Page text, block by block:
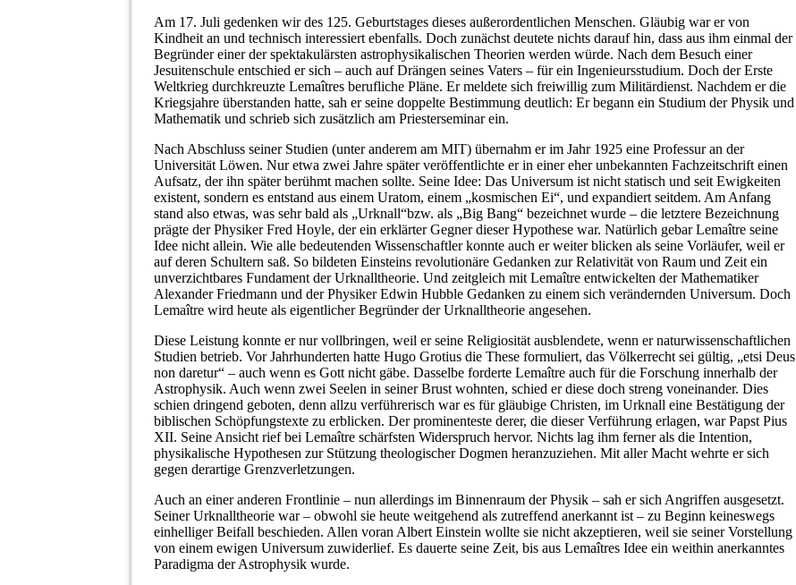
Am 17. Juli gedenken wir des 125. Geburtstages dieses außerordentlichen Menschen. Gläubig war er von
Kindheit an und technisch interessiert ebenfalls. Doch zunächst deutete nichts darauf hin, dass aus ihm einmal der
Begründer einer der spektakulärsten astrophysikalischen Theorien werden würde. Nach dem Besuch einer
Jesuitenschule entschied er sich – auch auf Drängen seines Vaters – für ein Ingenieursstudium. Doch der Erste
Weltkrieg durchkreuzte Lemaîtres berufliche Pläne. Er meldete sich freiwillig zum Militärdienst. Nachdem er die
Kriegsjahre überstanden hatte, sah er seine doppelte Bestimmung deutlich: Er begann ein Studium der Physik und
Mathematik und schrieb sich zusätzlich am Priesterseminar ein.
Nach Abschluss seiner Studien (unter anderem am MIT) übernahm er im Jahr 1925 eine Professur an der
Universität Löwen. Nur etwa zwei Jahre später veröffentlichte er in einer eher unbekannten Fachzeitschrift einen
Aufsatz, der ihn später berühmt machen sollte. Seine Idee: Das Universum ist nicht statisch und seit Ewigkeiten
existent, sondern es entstand aus einem Uratom, einem „kosmischen Ei“, und expandiert seitdem. Am Anfang
stand also etwas, was sehr bald als „Urknall“bzw. als „Big Bang“ bezeichnet wurde – die letztere Bezeichnung
prägte der Physiker Fred Hoyle, der ein erklärter Gegner dieser Hypothese war. Natürlich gebar Lemaître seine
Idee nicht allein. Wie alle bedeutenden Wissenschaftler konnte auch er weiter blicken als seine Vorläufer, weil er
auf deren Schultern saß. So bildeten Einsteins revolutionäre Gedanken zur Relativität von Raum und Zeit ein
unverzichtbares Fundament der Urknalltheorie. Und zeitgleich mit Lemaître entwickelten der Mathematiker
Alexander Friedmann und der Physiker Edwin Hubble Gedanken zu einem sich verändernden Universum. Doch
Lemaître wird heute als eigentlicher Begründer der Urknalltheorie angesehen.
Diese Leistung konnte er nur vollbringen, weil er seine Religiosität ausblendete, wenn er naturwissenschaftlichen
Studien betrieb. Vor Jahrhunderten hatte Hugo Grotius die These formuliert, das Völkerrecht sei gültig, „etsi Deus
non daretur“ – auch wenn es Gott nicht gäbe. Dasselbe forderte Lemaître auch für die Forschung innerhalb der
Astrophysik. Auch wenn zwei Seelen in seiner Brust wohnten, schied er diese doch streng voneinander. Dies
schien dringend geboten, denn allzu verführerisch war es für gläubige Christen, im Urknall eine Bestätigung der
biblischen Schöpfungstexte zu erblicken. Der prominenteste derer, die dieser Verführung erlagen, war Papst Pius
XII. Seine Ansicht rief bei Lemaître schärfsten Widerspruch hervor. Nichts lag ihm ferner als die Intention,
physikalische Hypothesen zur Stützung theologischer Dogmen heranzuziehen. Mit aller Macht wehrte er sich
gegen derartige Grenzverletzungen.
Auch an einer anderen Frontlinie – nun allerdings im Binnenraum der Physik – sah er sich Angriffen ausgesetzt.
Seiner Urknalltheorie war – obwohl sie heute weitgehend als zutreffend anerkannt ist – zu Beginn keineswegs
einhelliger Beifall beschieden. Allen voran Albert Einstein wollte sie nicht akzeptieren, weil sie seiner Vorstellung
von einem ewigen Universum zuwiderlief. Es dauerte seine Zeit, bis aus Lemaîtres Idee ein weithin anerkanntes
Paradigma der Astrophysik wurde.